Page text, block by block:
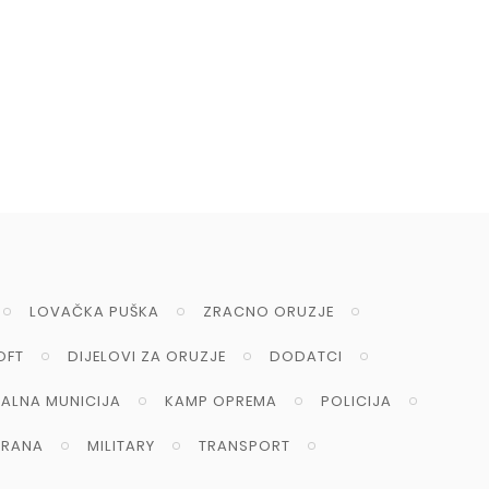
LOVAČKA PUŠKA ZRACNO ORUZJE
DIJELOVI ZA ORUZJE DODATCI
MUNICIJA KAMP OPREMA POLICIJA
MILITARY TRANSPORT